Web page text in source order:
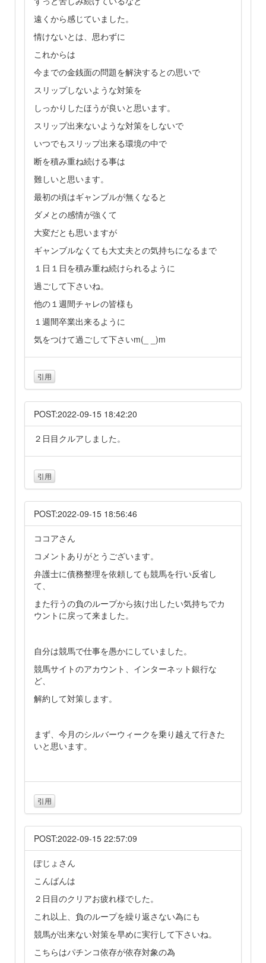
遠くから感じていました。
情けないとは、思わずに
これからは
今までの金銭面の問題を解決するとの思いで
スリップしないような対策を
しっかりしたほうが良いと思います。
スリップ出来ないような対策をしないで
いつでもスリップ出来る環境の中で
断を積み重ね続ける事は
難しいと思います。
最初の頃はギャンブルが無くなると
ダメとの感情が強くて
大変だとも思いますが
ギャンブルなくても大丈夫との気持ちになるまで
１日１日を積み重ね続けられるように
過ごして下さいね。
他の１週間チャレの皆様も
１週間卒業出来るように
気をつけて過ごして下さいm(_ _)m
引用
POST:2022-09-15 18:42:20
２日目クルアしました。
引用
POST:2022-09-15 18:56:46
ココアさん
コメントありがとうございます。
弁護士に債務整理を依頼しても競馬を行い反省し
て、
また行うの負のループから抜け出したい気持ちでカ
ウントに戻って来ました。
自分は競馬で仕事を愚かにしていました。
競馬サイトのアカウント、インターネット銀行な
ど、
解約して対策します。
まず、今月のシルバーウィークを乗り越えて行きた
いと思います。
引用
POST:2022-09-15 22:57:09
ぽじょさん
こんばんは
２日目のクリアお疲れ様でした。
これ以上、負のループを繰り返さない為にも
競馬が出来ない対策を早めに実行して下さいね。
こちらはパチンコ依存が依存対象の為